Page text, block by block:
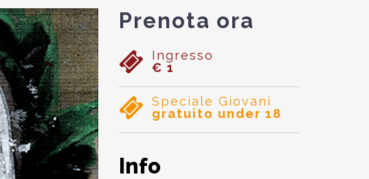
Prenota ora
Ingresso
€ 1
Speciale Giovani
gratuito under 18
Info